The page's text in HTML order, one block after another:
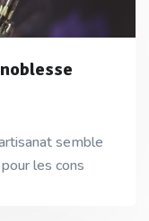
semble
les cons